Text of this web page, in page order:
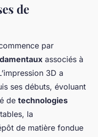
de
par
associés à
3D a
ses débuts, évoluant
de technologies
la
de matière fondue